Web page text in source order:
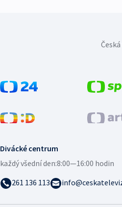
Divácké centrum
každý všední den:8:00—16:00 hodin
261 136 113